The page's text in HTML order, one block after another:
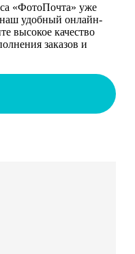
«ФотоПочта» уже
наш удобный онлайн-
высокое качество
заказов и